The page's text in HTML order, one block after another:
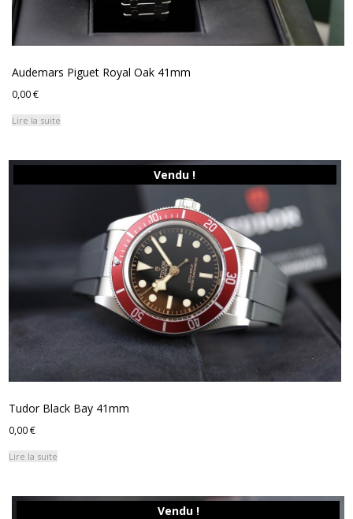
Audemars Piguet Royal Oak 41mm
0,00€
Lire la suite
Vendu !
Tudor Black Bay 41mm
0,00€
Lire la suite
Vendu !